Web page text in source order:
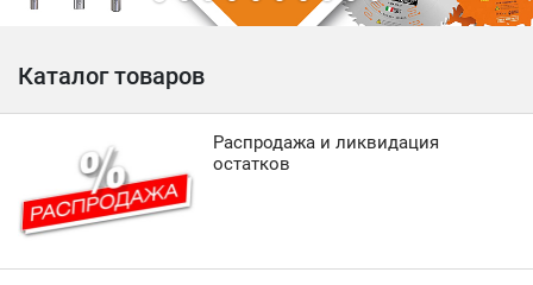
Каталог товаров
Распродажа и ликвидация
остатков